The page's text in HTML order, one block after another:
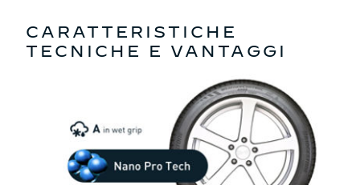
CARATTERISTICHE
TECNICHE E VANTAGGI